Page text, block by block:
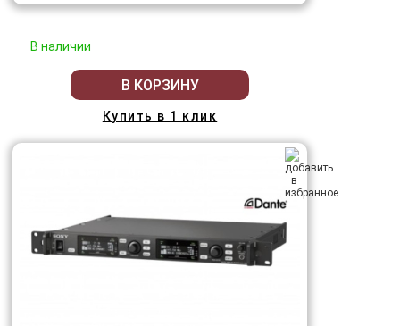
В наличии
В КОРЗИНУ
Купить в 1 клик